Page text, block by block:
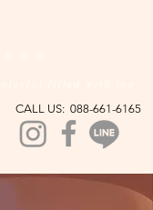
CALL US: 088-661-6165